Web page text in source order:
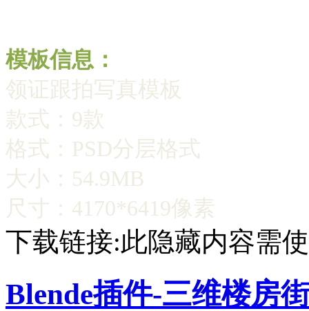
模板信息：
领证跟拍写真模板
款式：9款
格式：PSD分层格式
大小：54.9MB
尺寸：4170*6419像素
下载链接:此隐藏内容需
Blende插件-三维楼房